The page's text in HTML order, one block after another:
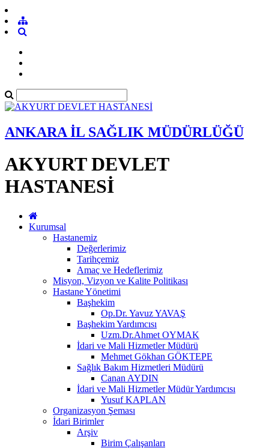
ANKARA İL SAĞLIK MÜDÜRLÜĞÜ
AKYURT DEVLET
HASTANESİ
Kurumsal
Hastanemiz
Değerlerimiz
Tarihçemiz
Amaç ve Hedeflerimiz
Misyon, Vizyon ve Kalite Politikası
Hastane Yönetimi
Başhekim
Op.Dr. Yavuz YAVAŞ
Başhekim Yardımcısı
Uzm.Dr.Ahmet OYMAK
İdari ve Mali Hizmetler Müdürü
Mehmet Gökhan GÖKTEPE
Sağlık Bakım Hizmetleri Müdürü
Canan AYDIN
İdari ve Mali Hizmetler Müdür Yardımcısı
Yusuf KAPLAN
Organizasyon Şeması
İdari Birimler
Arşiv
Birim Çalışanları